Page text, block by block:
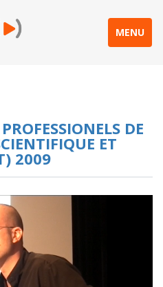
MENU
DE
ET
2009